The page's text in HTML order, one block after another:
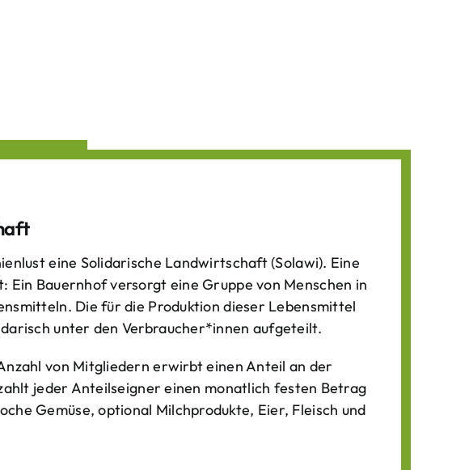
eine Solidarische Landwirtschaft (Solawi). Eine
Ein Bauern­hof versorgt eine Gruppe von Menschen in
Die für die Produktion dieser Lebens­mittel
unter den Verbraucher*­innen aufgeteilt.
von Mitgliedern erwirbt einen Anteil an der
jeder Anteilseigner einen monatlich festen Betrag
Gemüse, optional Milchprodukte, Eier, Fleisch und